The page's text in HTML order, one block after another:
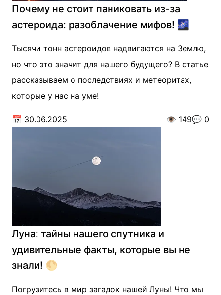
Почему не стоит паниковать из-за
астероида: разоблачение мифов! 🌌
Тысячи тонн астероидов надвигаются на Землю,
но что это значит для нашего будущего? В статье
рассказываем о последствиях и метеоритах,
которые у нас на уме!
📅 30.06.2025 👁️ 149💬 0
Луна: тайны нашего спутника и
удивительные факты, которые вы не
знали! 🌕
Погрузитесь в мир загадок нашей Луны! Что мы